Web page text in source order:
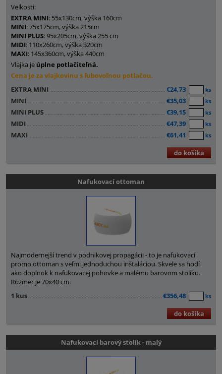
Veľkosti:
EXTRA MINI: 55x130cm, výška 160cm
MINI: 75x175cm, výška 215cm
MINI PLUS: 95x205cm, výška 255 cm
MIDI: 110x260cm, výška 320cm
MAXI: 145x360cm, výška 440cm
Vlajka je úplne potlačiteľná.
Cena je za vlajkovinu s ľubovoľnou potlačou.
EXTRA MINI
€24,73 ks
MINI €35,03 ks
MINI PLUS €39,15 ks
MIDI €47,39 ks
MAXI €61,41 ks
do košíka
Nafukovací ottoman
Najmodernejší trend v podnikovej propagácii - to je nafukovací
promo ottoman s veľmi jednoduchou inštaláciou. Skvele sa hodí
ako doplnok k nafukovacej pohovke a malému barovom stolíku.
Rozmer je 70x40 cm.
1 kus
€356,48 ks
do košíka
Nafukovací barový stolík - malý